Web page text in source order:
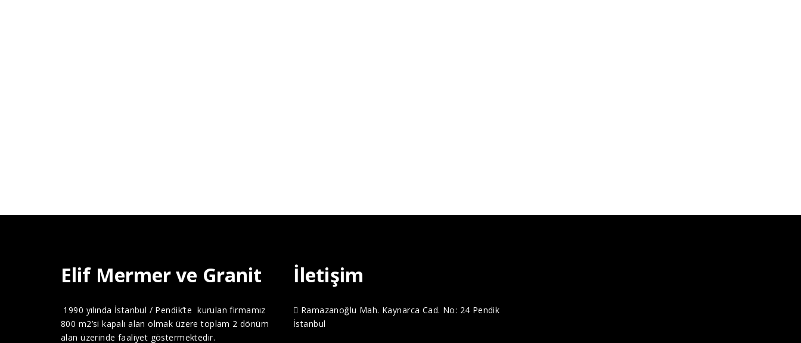
Elif Mermer ve Granit
1990 yılında İstanbul / Pendik’te kurulan firmamız
800 m2’si kapalı alan olmak üzere toplam 2 dönüm
alan üzerinde faaliyet göstermektedir.
İletişim
Ramazanoğlu Mah. Kaynarca Cad. No: 24 Pendik
İstanbul